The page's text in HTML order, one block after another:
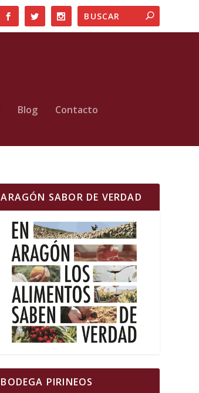
Blog Contacto
ARAGÓN SABOR DE VERDAD
BODEGA PIRINEOS